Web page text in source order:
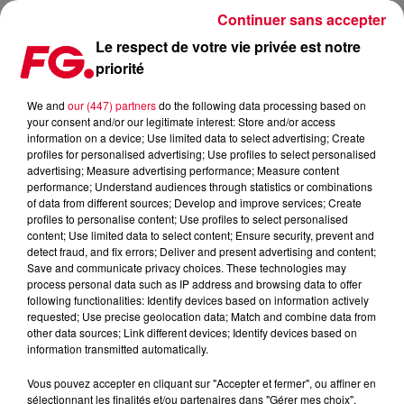
LE MILLIARD DE VUES SUR YOUTUBE POUR THE WEEKND ET DAFT PUNK !
Publié : 14 juin 2022 à 8h49 par Antony HARARI
Crédit :
Facebook Officiel The Weeknd
Le respect de votre vie privée est notre
priorité
We and our (447) partnersdo the following data processing based on
your consent and/or our legitimate interest: Store and/or access
information on a device; Use limited data to select advertising; Create
profiles for personalised advertising; Use profiles to select personalised
advertising; Measure advertising performance; Measure content
performance; Understand audiences through statistics or combinations
of data from different sources; Develop and improve services; Create
profiles to personalise content; Use profiles to select personalised
content; Use limited data to select content; Ensure security, prevent and
detect fraud, and fix errors; Deliver and present advertising and content;
Save and communicate privacy choices. These technologies may
process personal data such as IP address and browsing data to offer
following functionalities: Identify devices based on information actively
requested; Use precise geolocation data; Match and combine data from
other data sources; Link different devices; Identify devices based on
information transmitted automatically.
Vous pouvez accepter en cliquant sur "Accepter et fermer", ou affiner en
sélectionnant les finalités et/ou partenaires dans "Gérer mes choix".
Continuer sans accepter